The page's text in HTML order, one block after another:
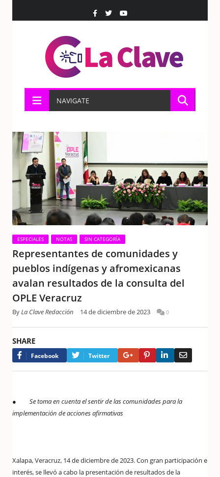
NAVIGATE
ESPECIALES NOTAS SIN CATEGORÍA
Representantes de comunidades y
pueblos indígenas y afromexicanas
avalan resultados de la consulta del
OPLE Veracruz
ByLa Clave Redacción 14 de diciembre de 2023 0
SHARE
Facebook Twitter Google+PinterestLinkedIn
● Se toma en cuenta el sentir de las comunidades para la
implementación de acciones afirmativas
Xalapa, Veracruz, 14 de diciembre de 2023. Con gran participación e
interés, se llevó a cabo la presentación de resultados de la